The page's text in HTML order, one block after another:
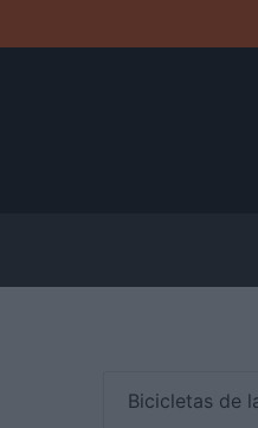
Bicicletas de